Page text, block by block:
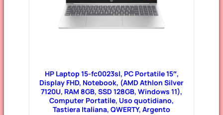
HP Laptop 15-fc0023sl, PC Portatile 15″,
Display FHD, Notebook, (AMD Athlon Silver
7120U, RAM 8GB, SSD 128GB, Windows 11),
Computer Portatile, Uso quotidiano,
Tastiera Italiana, QWERTY, Argento